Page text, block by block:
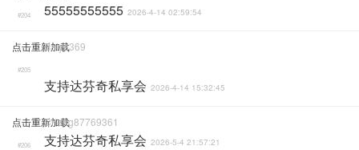
#204 55555555555 2026-4-14 02:59:54
点击重新加载
Baiye369
#205
支持达芬奇私享会 2026-4-14 15:32:45
点击重新加载Cheng87769361
#206 支持达芬奇私享会 2026-5-4 21:57:21